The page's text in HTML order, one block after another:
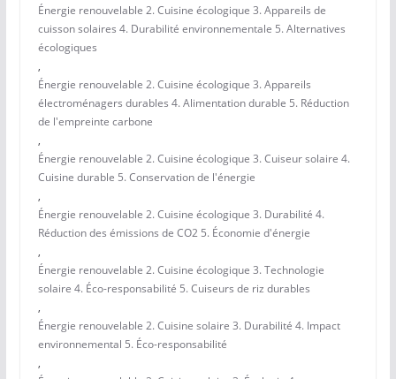
Énergie renouvelable 2. Cuisine écologique 3. Appareils de
cuisson solaires 4. Durabilité environnementale 5. Alternatives
écologiques
,
Énergie renouvelable 2. Cuisine écologique 3. Appareils
électroménagers durables 4. Alimentation durable 5. Réduction
de l'empreinte carbone
,
Énergie renouvelable 2. Cuisine écologique 3. Cuiseur solaire 4.
Cuisine durable 5. Conservation de l'énergie
,
Énergie renouvelable 2. Cuisine écologique 3. Durabilité 4.
Réduction des émissions de CO2 5. Économie d'énergie
,
Énergie renouvelable 2. Cuisine écologique 3. Technologie
solaire 4. Éco-responsabilité 5. Cuiseurs de riz durables
,
Énergie renouvelable 2. Cuisine solaire 3. Durabilité 4. Impact
environnemental 5. Éco-responsabilité
,